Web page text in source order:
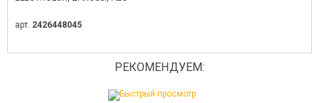
арт. 2426448045
РЕКОМЕНДУЕМ: